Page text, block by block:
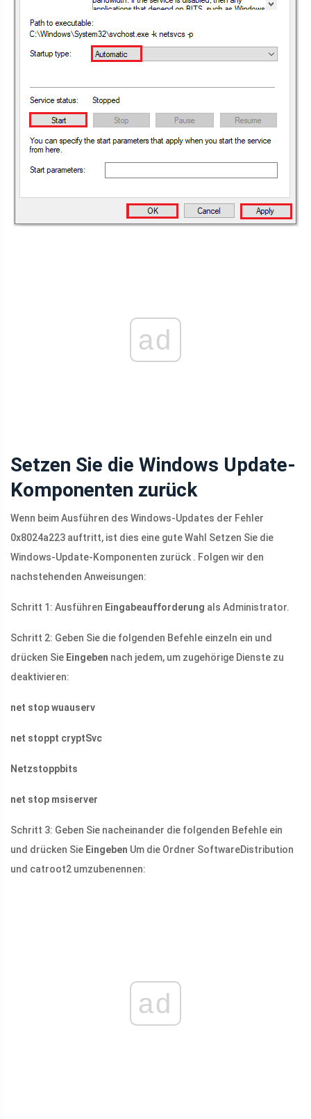
ad
Setzen Sie die Windows Update-
Komponenten zurück
Wenn beim Ausführen des Windows-Updates der Fehler
0x8024a223 auftritt, ist dies eine gute Wahl Setzen Sie die
Windows-Update-Komponenten zurück . Folgen wir den
nachstehenden Anweisungen:
Schritt 1: Ausführen Eingabeaufforderung als Administrator.
Schritt 2: Geben Sie die folgenden Befehle einzeln ein und
drücken Sie Eingeben nach jedem, um zugehörige Dienste zu
deaktivieren:
net stop wuauserv
net stoppt cryptSvc
Netzstoppbits
net stop msiserver
Schritt 3: Geben Sie nacheinander die folgenden Befehle ein
und drücken Sie Eingeben Um die Ordner SoftwareDistribution
und catroot2 umzubenennen:
ad